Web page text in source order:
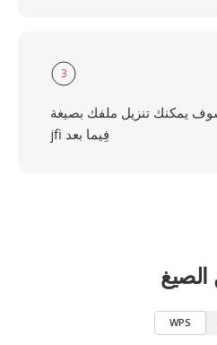
3
يمكنك تنزيل ملفك بصيغة
jfi فِيما بعد
WPS